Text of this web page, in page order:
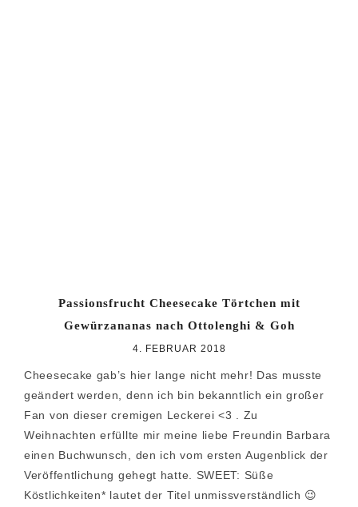
Passionsfrucht Cheesecake Törtchen mit
Gewürzananas nach Ottolenghi & Goh
4. FEBRUAR 2018
Cheesecake gab’s hier lange nicht mehr! Das musste
geändert werden, denn ich bin bekanntlich ein großer
Fan von dieser cremigen Leckerei <3 . Zu
Weihnachten erfüllte mir meine liebe Freundin Barbara
einen Buchwunsch, den ich vom ersten Augenblick der
Veröffentlichung gehegt hatte. SWEET: Süße
Köstlichkeiten* lautet der Titel unmissverständlich 😉